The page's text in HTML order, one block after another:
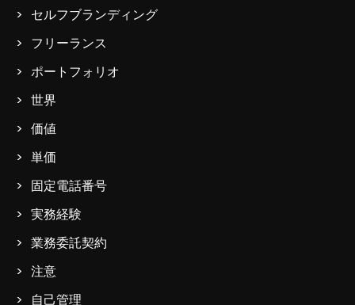
セルフブランディング
フリーランス
ポートフォリオ
世界
価値
単価
固定電話番号
実務経験
業務委託契約
注意
自己管理